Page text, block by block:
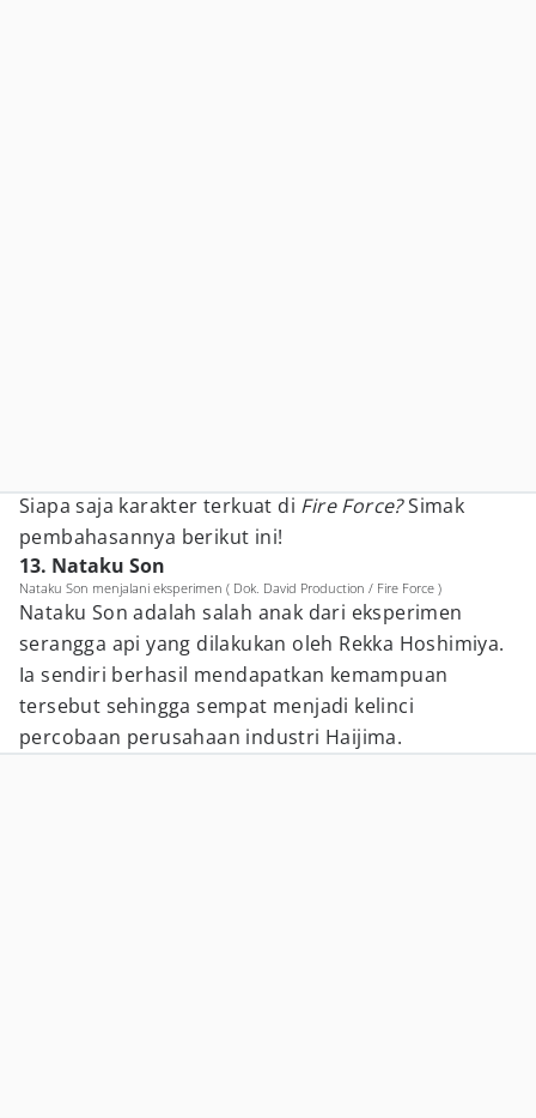
Siapa saja karakter terkuat di Fire Force?Simak
pembahasannya berikut ini!
13. Nataku Son
Nataku Son menjalani eksperimen ( Dok. David Production / Fire Force )
Nataku Son adalah salah anak dari eksperimen
serangga api yang dilakukan oleh Rekka Hoshimiya.
Ia sendiri berhasil mendapatkan kemampuan
tersebut sehingga sempat menjadi kelinci
percobaan perusahaan industri Haijima.